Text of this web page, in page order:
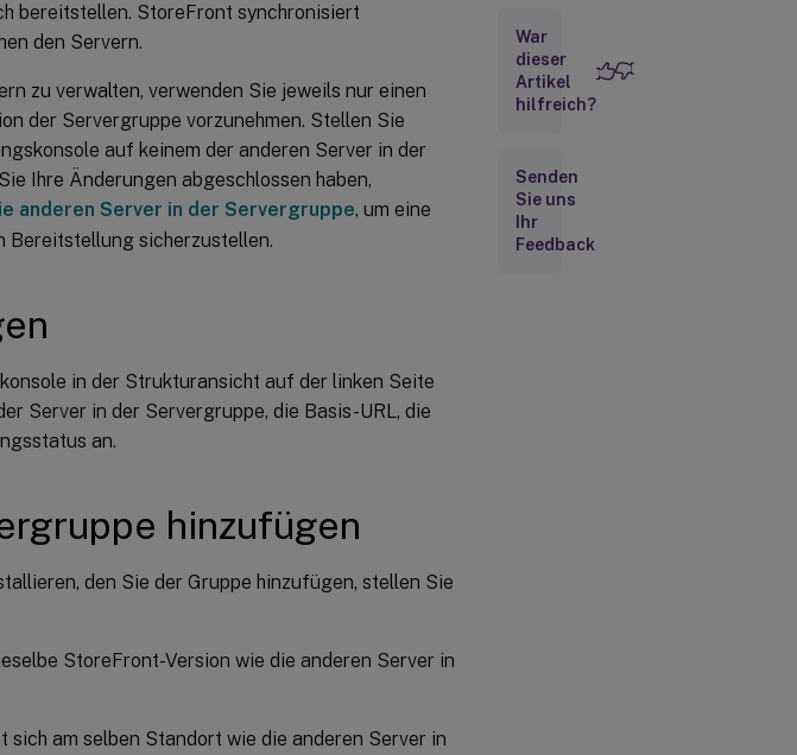
bereitstellen. StoreFront synchronisiert
den Servern.
zu verwalten, verwenden Sie jeweils nur einen
der Servergruppe vorzunehmen. Stellen Sie
auf keinem der anderen Server in der
Ihre Änderungen abgeschlossen haben,
anderen Server in der Servergruppe, um eine
Bereitstellung sicherzustellen.
in der Strukturansicht auf der linken Seite
Server in der Servergruppe, die Basis-URL, die
an.
hinzufügen
den Sie der Gruppe hinzufügen, stellen Sie
StoreFront-Version wie die anderen Server in
sich am selben Standort wie die anderen Server in
Servergruppe
entfernen
Lokale
weitergeben
War
dieser
Artikel
hilfreich?
Senden
Sie uns
Ihr
Feedback